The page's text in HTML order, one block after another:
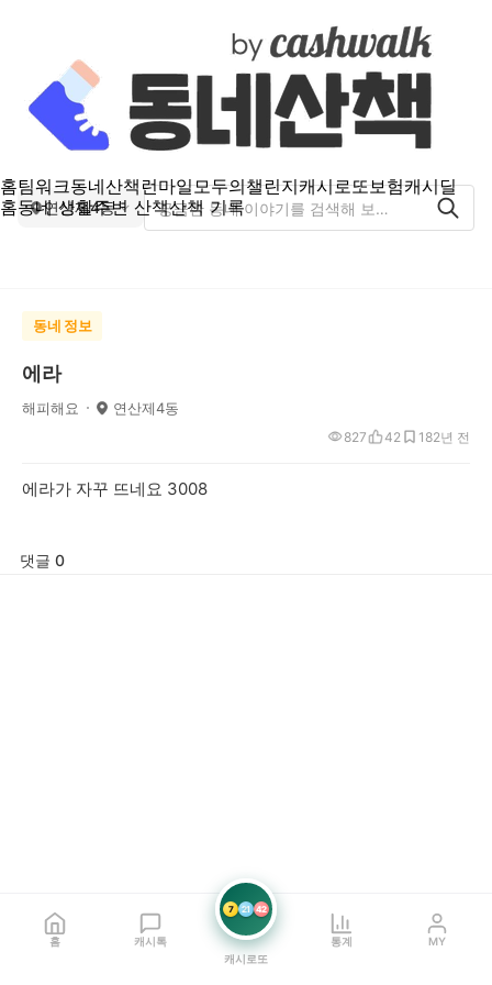
홈팀워크동네산책 런마일모두의챌린지캐시로또보험캐시딜
홈동네 생활주변 산책산책 기록
연산제4동
동네 정보
에라
해피해요 연산제4동
2년 전
827 42 18
에라가 자꾸 뜨네요 3008
댓글 0
홈 캐시톡
7 21 42
캐시로또
통계 MY